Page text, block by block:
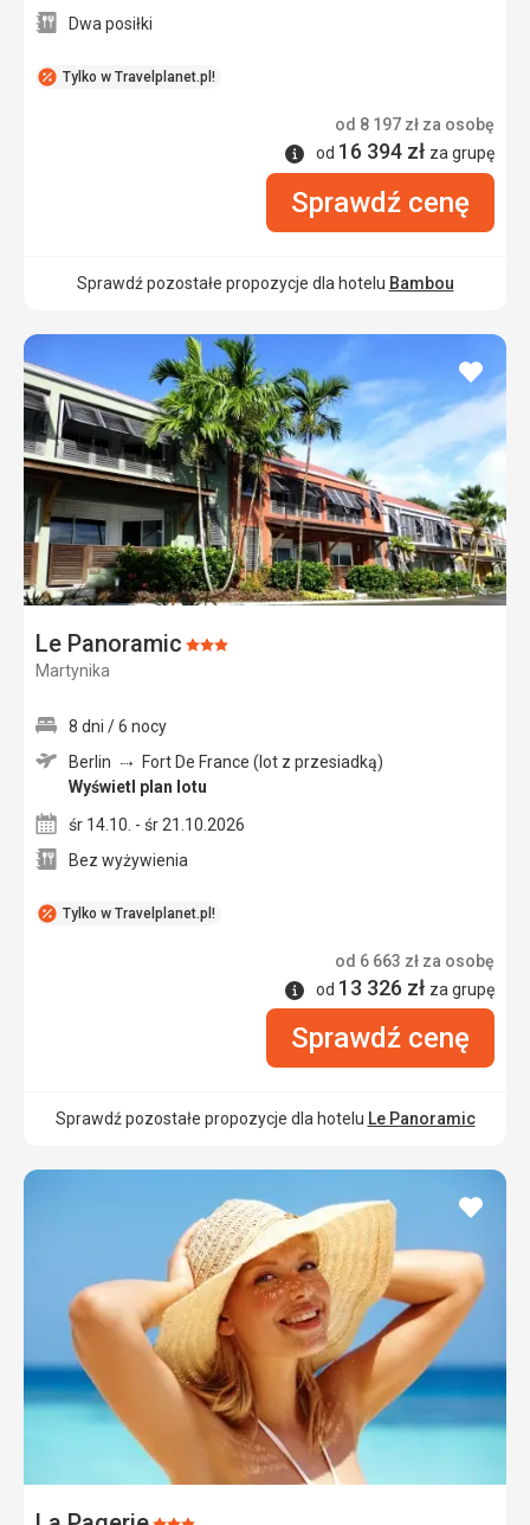
Tylko w Travelplanet.pl!
Dwa posiłki
od 8 197 zł za osobę
Informacje
od 16 394 zł za grupę
Sprawdź cenę
Sprawdź pozostałe propozycje dla hotelu Bambou
Le Panoramic Ocena:
Martynika
dodaj
do
Tylko w Travelplanet.pl!
8 dni / 6 nocy
Berlin
Fort De France (lot z przesiadką)
Wyświetl plan lotu
śr 14.10. - śr 21.10.2026
Bez wyżywienia
od 6 663 zł za osobę
Informacje
od 13 326 zł za grupę
Sprawdź cenę
Sprawdź pozostałe propozycje dla hotelu Le Panoramic
dodaj